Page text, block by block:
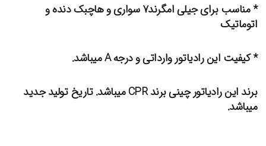
* مناسب برای جیلی امگرند۷ سواری و هاچبک دنده و
اتوماتیک
* کیفیت این رادیاتور وارداتی و درجه A میباشد.
برند این رادیاتور چینی برند CPR میباشد. تاریخ تولید جدید
میباشد.